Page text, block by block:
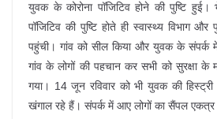
युवक के कोरोना पॉजिटिव होने की पुष्टि हुई।
पॉजिटिव की पुष्टि होते ही स्वास्थ्य विभाग
पहुंची। गांव को सील किया और युवक के संपर्क
गांव के लोगों की पहचान कर सभी को सुरक्षा के
गया। 14 जून रविवार को भी युवक की हिस्ट्री
खंगाल रहे हैं। संपर्क में आए लोगों का सैंपल एकत्र